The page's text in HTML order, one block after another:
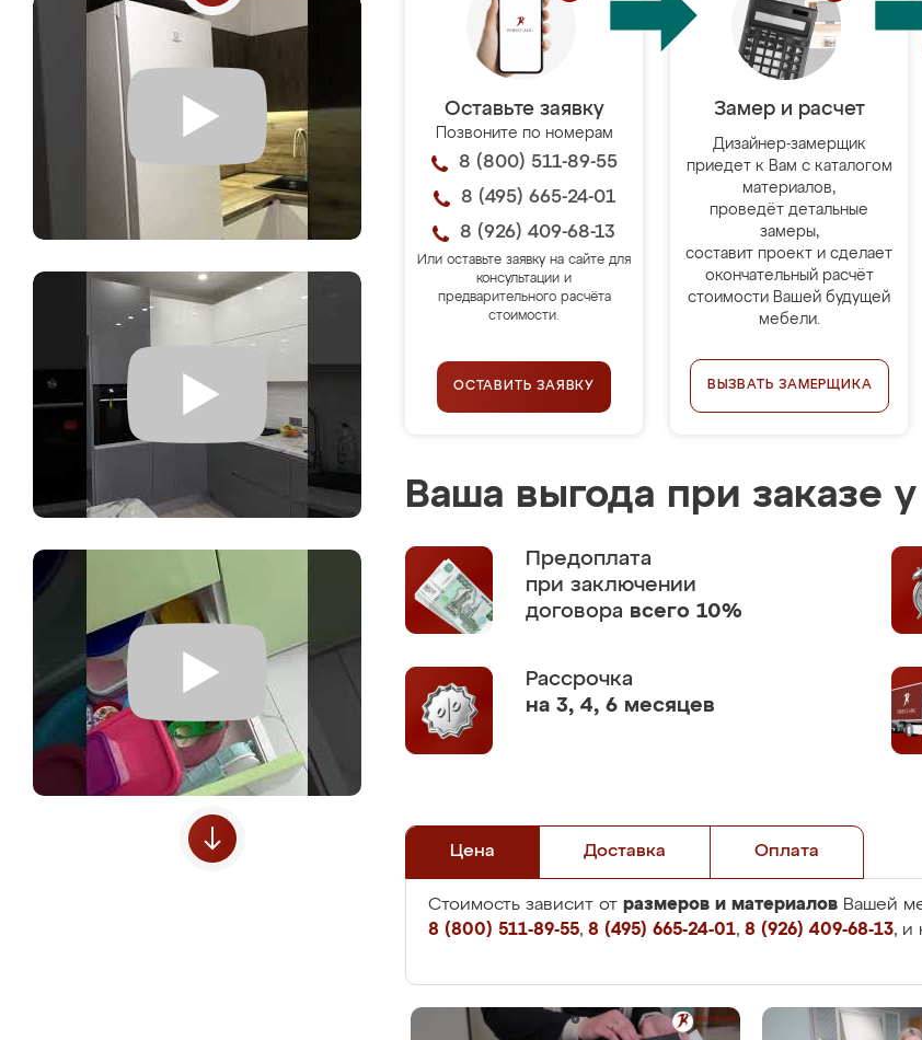
Оставьте заявку
Позвоните по номерам
8 (800) 511-89-55
8 (495) 665-24-01
8 (926) 409-68-13
Или оставьте заявку на сайте для
консультации и
предварительного расчёта
стоимости.
ОСТАВИТЬ ЗАЯВКУ
Замер и расчет
Дизайнер-замерщик
приедет к Вам с каталогом
материалов,
проведёт детальные
замеры,
составит проект и сделает
окончательный расчёт
стоимости Вашей будущей
мебели.
ВЫЗВАТЬ ЗАМЕРЩИКА
Ваша выгода при заказе
Предоплата
при заключении
договора всего 10%
Рассрочка
на 3, 4, 6 месяцев
Цена Доставка Оплата
Стоимость зависит от размеров и материалов Вашей
8 (800) 511-89-55, 8 (495) 665-24-01, 8 (926) 409-68-13, и